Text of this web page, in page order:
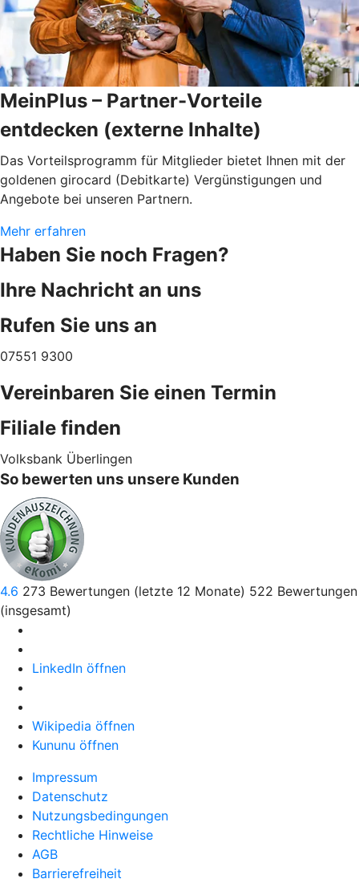
MeinPlus – Partner-Vorteile
entdecken (externe Inhalte)
Das Vorteilsprogramm für Mitglieder bietet Ihnen mit der
goldenen girocard (Debitkarte) Vergünstigungen und
Angebote bei unseren Partnern.
Mehr erfahren
Haben Sie noch Fragen?
Ihre Nachricht an uns
Rufen Sie uns an
07551 9300
Vereinbaren Sie einen Termin
Filiale finden
Volksbank Überlingen
So bewerten uns unsere Kunden
4.6 273 Bewertungen (letzte 12 Monate) 522 Bewertungen
(insgesamt)
LinkedIn öffnen
Wikipedia öffnen
Kununu öffnen
Impressum
Datenschutz
Nutzungsbedingungen
Rechtliche Hinweise
AGB
Barrierefreiheit